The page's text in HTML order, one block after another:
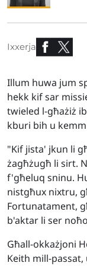
Ixxerja
Illum huwa jum
hekk kif sar
twieled l-għażiż
kburi bih u
"Kif jista' jkun li
żagħżugħ li sirt.
f'għeluq sninu.
nistgħux nixtru,
Fortunatament,
b'aktar li ser
Għall-okkażjoni
Keith mill-